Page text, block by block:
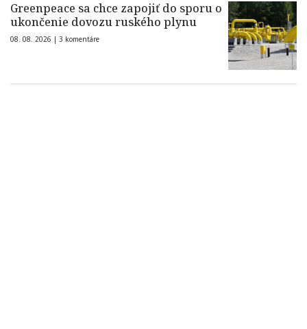
Greenpeace sa chce zapojiť do sporu o
ukončenie dovozu ruského plynu
08. 08. 2026 | 3 komentáre